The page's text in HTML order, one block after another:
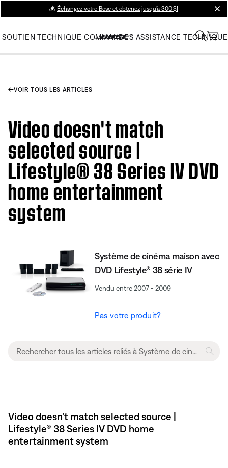
💰 Échangez votre Bose et obtenez jusqu’à 300 $!
SOUTIEN TECHNIQUE COMMANDES ASSISTANCE TECHNIQUE
VOIR TOUS LES ARTICLES
Video doesn't match
selected source |
Lifestyle® 38 Series IV DVD
home entertainment
system
Système de cinéma maison avec
DVD Lifestyle® 38 série IV
Vendu entre 2007 - 2009
Pas votre produit?
Video doesn't match selected source |
Lifestyle® 38 Series IV DVD home
entertainment system